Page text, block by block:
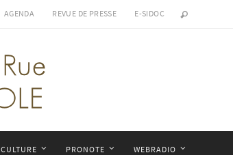
AGENDA REVUE DE PRESSE E-SIDOC
CULTURE PRONOTE WEBRADIO